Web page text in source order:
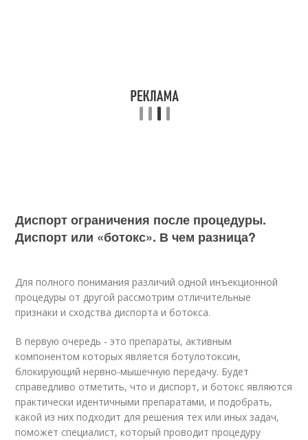
Диспорт ограничения после процедуры.
Диспорт или «ботокс». В чем разница?
Для полного понимания различий одной инъекционной
процедуры от другой рассмотрим отличительные
признаки и сходства диспорта и ботокса.
В первую очередь - это препараты, активным
компонентом которых является ботулотоксин,
блокирующий нервно-мышечную передачу. Будет
справедливо отметить, что и диспорт, и ботокс являются
практически идентичными препаратами, и подобрать,
какой из них подходит для решения тех или иных задач,
поможет специалист, который проводит процедуру